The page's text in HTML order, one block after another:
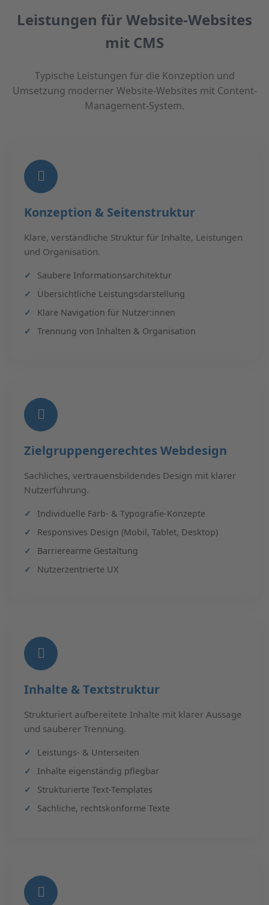
Leistungen für Website-Websites
mit CMS
Typische Leistungen für die Konzeption und
Umsetzung moderner Website-Websites mit Content-
Management-System.
Konzeption & Seitenstruktur
Klare, verständliche Struktur für Inhalte, Leistungen
und Organisation.
Saubere Informationsarchitektur
Übersichtliche Leistungsdarstellung
Klare Navigation für Nutzer:innen
Trennung von Inhalten & Organisation
Zielgruppengerechtes Webdesign
Sachliches, vertrauensbildendes Design mit klarer
Nutzerführung.
Individuelle Farb- & Typografie-Konzepte
Responsives Design (Mobil, Tablet, Desktop)
Barrierearme Gestaltung
Nutzerzentrierte UX
Inhalte & Textstruktur
Strukturiert aufbereitete Inhalte mit klarer Aussage
und sauberer Trennung.
Leistungs- & Unterseiten
Inhalte eigenständig pflegbar
Strukturierte Text-Templates
Sachliche, rechtskonforme Texte